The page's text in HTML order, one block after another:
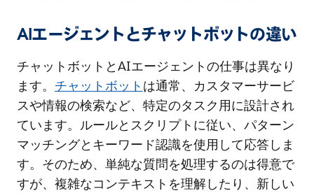
AIエージェントとチャットボットの違い
チャットボットとAIエージェントの仕事は異なり
ます。 チャットボット は通常、カスタマーサービ
スや情報の検索など、特定のタスク用に設計され
ています。ルールとスクリプトに従い、パターン
マッチングとキーワード認識を使用して応答しま
す。そのため、単純な質問を処理するのは得意で
すが、複雑なコンテキストを理解したり、新しい